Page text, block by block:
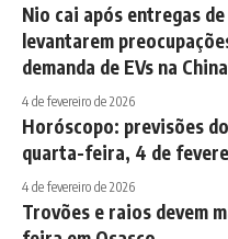
Nio cai após entregas
levantarem
demanda de EVs na China
4 de fevereiro de 2026
Horóscopo: previsões
quarta-feira, 4 de
4 de fevereiro de 2026
Trovões e raios devem